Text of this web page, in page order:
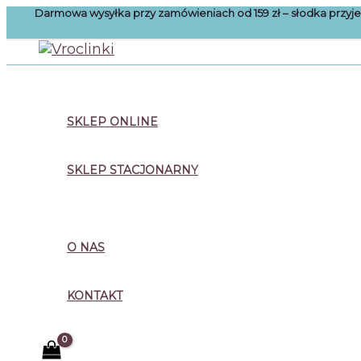
Przejdź
treści
Darmowa wysyłka przy zamówieniach od 159 zł – słodka
SKLEP ONLINE
SKLEP STACJONARNY
O NAS
KONTAKT